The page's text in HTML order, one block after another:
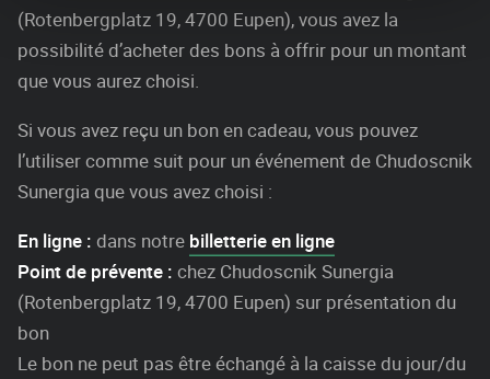
(Rotenbergplatz 19, 4700 Eupen), vous avez la
possibilité d’acheter des bons à offrir pour un montant
que vous aurez choisi.
Si vous avez reçu un bon en cadeau, vous pouvez
l’utiliser comme suit pour un événement de Chudoscnik
Sunergia que vous avez choisi :
En ligne : dans notre billetterie en ligne
Point de prévente : chez Chudoscnik Sunergia
(Rotenbergplatz 19, 4700 Eupen) sur présentation du
bon
Le bon ne peut pas être échangé à la caisse du jour/du